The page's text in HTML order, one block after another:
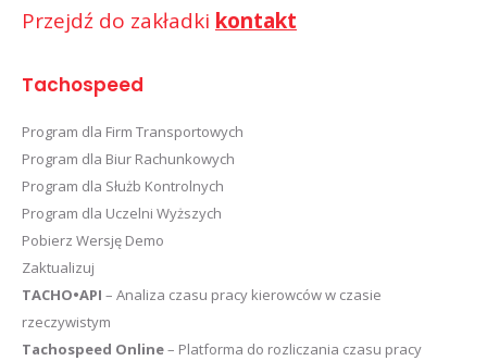
Przejdź do zakładki kontakt
Tachospeed
Program dla Firm Transportowych
Program dla Biur Rachunkowych
Program dla Służb Kontrolnych
Program dla Uczelni Wyższych
Pobierz Wersję Demo
Zaktualizuj
TACHO•API – Analiza czasu pracy kierowców w czasie
rzeczywistym
Tachospeed Online– Platforma do rozliczania czasu pracy